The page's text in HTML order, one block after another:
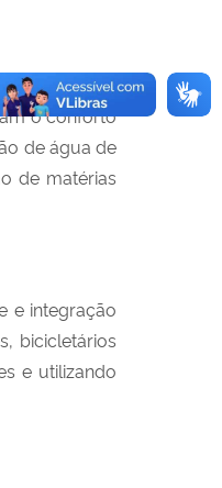
o conforto
de água de
de matérias
e integração
bicicletários
e utilizando